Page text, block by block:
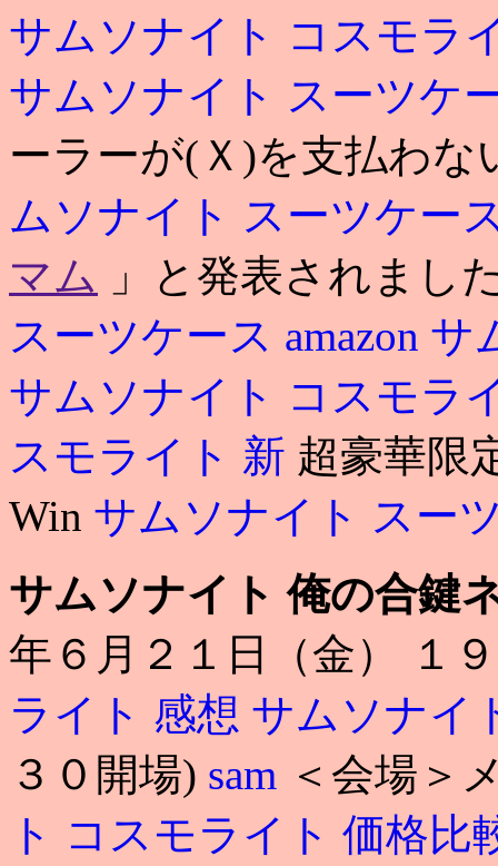
サムソナイト コスモラ
サムソナイト スーツケ
ーラーが(Ｘ)を支払わ
ムソナイト スーツケー
マム 」と発表されまし
スーツケース amazon サ
サムソナイト コスモラ
スモライト 新 超豪華限
Win サムソナイト スー
サムソナイト 俺の合鍵
年６月２１日（金） １
ライト 感想 サムソナイ
３０開場) sam ＜会場＞
ト コスモライト 価格比